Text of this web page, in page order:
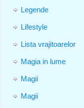
Legende
Lifestyle
Lista vrajitoarelor
Magia in lume
Magii
Magii